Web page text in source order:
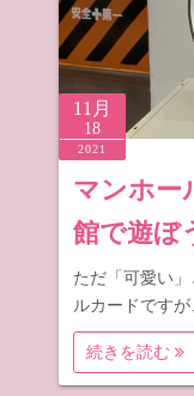
11月
18
2021
マンホー
館で遊ぼ
ただ「可愛い
ルカードです
続きを読む